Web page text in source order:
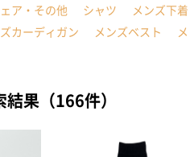
ア・その他 シャツ メンズ下着
カーディガン メンズベスト
果（166件）